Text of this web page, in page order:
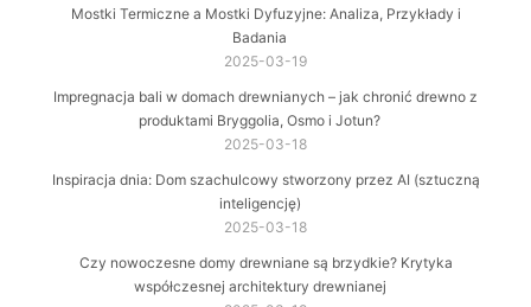
Mostki Termiczne a Mostki Dyfuzyjne: Analiza, Przykłady i
Badania
2025-03-19
Impregnacja bali w domach drewnianych – jak chronić drewno z
produktami Bryggolia, Osmo i Jotun?
2025-03-18
Inspiracja dnia: Dom szachulcowy stworzony przez AI (sztuczną
inteligencję)
2025-03-18
Czy nowoczesne domy drewniane są brzydkie? Krytyka
współczesnej architektury drewnianej